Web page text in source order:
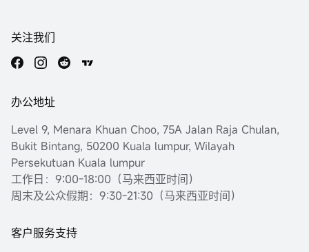
关注我们
办公地址
Level 9, Menara Khuan Choo, 75A Jalan Raja Chulan,
Bukit Bintang, 50200 Kuala lumpur, Wilayah
Persekutuan Kuala lumpur
工作日：9:00-18:00（马来西亚时间）
周末及公众假期：9:30-21:30（马来西亚时间）
客户服务支持